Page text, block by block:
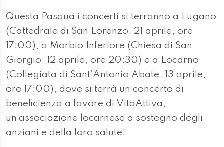
Questa Pasqua i concerti si terranno a Lugano
(Cattedrale di San Lorenzo, 21 aprile, ore
17:00), a Morbio Inferiore (Chiesa di San
Giorgio, 12 aprile, ore 20:30) e a Locarno
(Collegiata di Sant’Antonio Abate, 13 aprile,
ore 17:00), dove si terrà un concerto di
beneficienza a favore di VitaAttiva,
un’associazione locarnese a sostegno degli
anziani e della loro salute.